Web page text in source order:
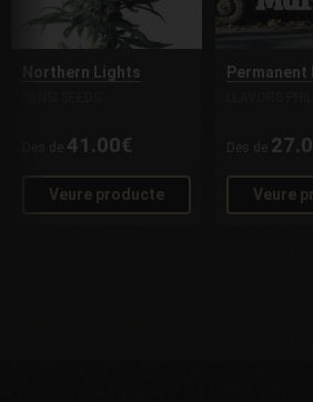
Northern Lights
Des de 41.00€
Veure producte
Permanent
Des de
Veure